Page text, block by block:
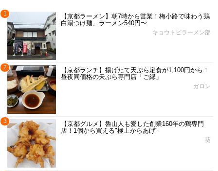
1
【京都ラーメン】朝7時から営業！梅小路で味わう鶏
白湯つけ麺、ラーメン540円〜
キョウトピラーメン部
2
【京都ランチ】揚げたて天ぷら定食が1,100円から！
昼夜同価格の天ぷら専門店「ご縁」
ガロン
3
【京都グルメ】魯山人も愛した創業160年の鶏専門
店！1個から買える"極上からあげ"
葵